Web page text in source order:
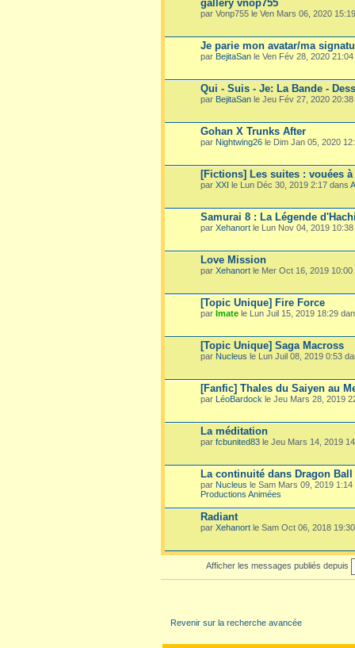
gallery vnop755
par Vonp755 le Ven Mars 06, 2020
Je parie mon avatar/ma
par BejitaSan le Ven Fév 28, 2020
Qui - Suis - Je: La Bande -
par BejitaSan le Jeu Fév 27, 2020
Gohan X Trunks After
par Nightwing26 le Dim Jan 05, 2020
[Fictions] Les suites : vouées
par XXI le Lun Déc 30, 2019 2:17 dans
Samurai 8 : La Légende
par Xehanort le Lun Nov 04, 2019
Love Mission
par Xehanort le Mer Oct 16, 2019
[Topic Unique] Fire Force
par Imate le Lun Juil 15, 2019 18:29
[Topic Unique] Saga Macross
par Nucleus le Lun Juil 08, 2019 0:53
[Fanfic] Thales du Saiyen au
par LéoBardock le Jeu Mars 28, 2019
La méditation
par fcbunited83 le Jeu Mars 14, 2019
La continuité dans Dragon Ball
par Nucleus le Sam Mars 09, 2019
Productions Animées
Radiant
par Xehanort le Sam Oct 06, 2018
Afficher les messages publiés depuis
Revenir sur la recherche avancée